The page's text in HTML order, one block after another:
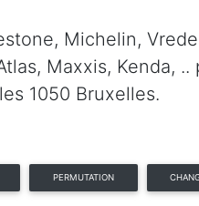
Michelin,
Maxxis, Kenda,
1050 Bruxelles.
PERMUTATION